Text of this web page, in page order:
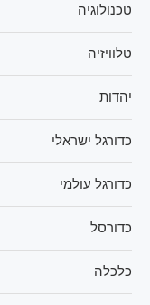
טכנולוגיה
טלוויזיה
יהדות
כדורגל ישראלי
כדורגל עולמי
כדורסל
כלכלה